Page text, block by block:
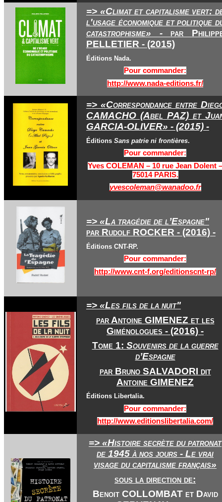
=> «Climat et capitalisme vert:
l'usage économique et politique
catastrophisme» - par
PELLETIER - (2015)
Éditions Nada.
Pour commander:
http://www.nada-editions.fr/
=> «Correspondance entre
CAMACHO (Abel PAZ) et
GARCIA-OLIVER» - (2015) -
Éditions Sans patrie ni frontières.
Pour commander:
Yves COLEMAN – 10 rue Jean Dolent –
75014 PARIS.
yvescoleman@wanadoo.fr
=> «La tragédie de l’Espagne"
par Rudolf ROCKER - (2016) -
Éditions CNT-RP.
Pour commander:
http://www.cnt-f.org/editionscnt-rp/
=> «Les fils de la nuit"
par Antoine GIMENEZ et les
Giménologues - (2016) -
Tome 1: Souvenirs de la guerre
d’Espagne
par Bruno SALVADORI dit
Antoine GIMENEZ
Éditions Libertalia.
Pour commander:
http://www.editionslibertalia.com/
=> «Histoire secrète du patronat
de 1945 à nos jours - Le vrai
visage du capitalisme français»
sous la direction de:
Benoit COLLOMBAT et David